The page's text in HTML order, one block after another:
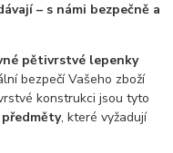
– s námi bezpečně a
pětivrstvé lepenky
bezpečí Vašeho zboží
konstrukci jsou tyto
, které vyžadují